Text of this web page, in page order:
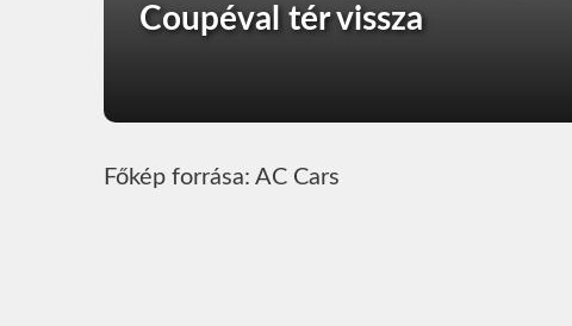
Coupéval tér vissza
Főkép forrása: AC Cars